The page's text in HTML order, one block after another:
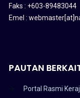
Faks : +603-89483044
Emel :
PAUTAN
Portal Rasmi